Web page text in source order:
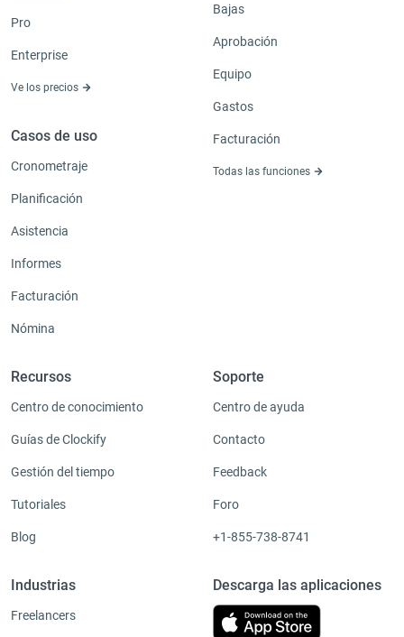
Pro
Enterprise
Ve los precios
Casos de uso
Cronometraje
Planificación
Asistencia
Informes
Facturación
Nómina
Bajas
Aprobación
Equipo
Gastos
Facturación
Todas las funciones
Recursos
Centro de conocimiento
Guías de Clockify
Gestión del tiempo
Tutoriales
Blog
Industrias
Freelancers
Soporte
Centro de ayuda
Contacto
Feedback
Foro
+1-855-738-8741
Descarga las aplicaciones